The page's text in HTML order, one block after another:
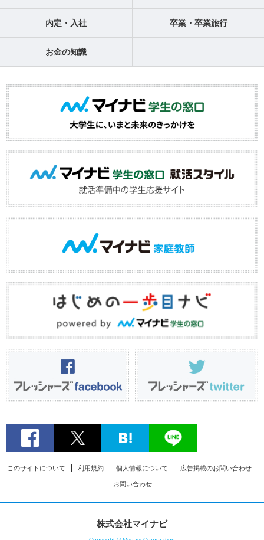
内定・入社 卒業・卒業旅行
お金の知識
このサイトについて 利用規約 個人情報について 広告掲載のお問い合わせ
お問い合わせ
株式会社マイナビ